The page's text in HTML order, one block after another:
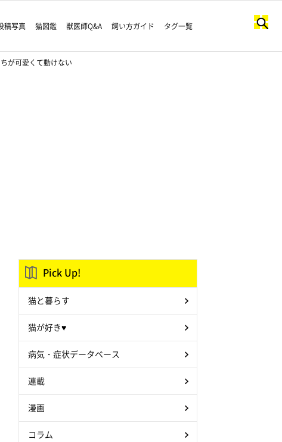
稿写真 猫図鑑 獣医師Q&A 飼い方ガイド タグ一覧
が可愛くて動けない
Pick Up!
猫と暮らす
猫が好き♥
病気・症状データベース
連載
漫画
コラム